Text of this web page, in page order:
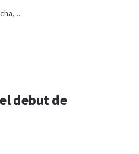
...
debut de